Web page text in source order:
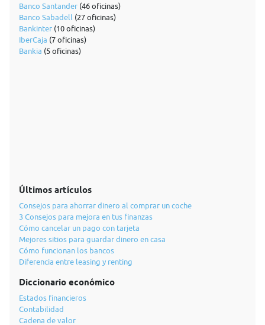
Banco Santander (46 oficinas)
Banco Sabadell (27 oficinas)
Bankinter (10 oficinas)
IberCaja (7 oficinas)
Bankia (5 oficinas)
Últimos artículos
Consejos para ahorrar dinero al comprar un coche
3 Consejos para mejora en tus finanzas
Cómo cancelar un pago con tarjeta
Mejores sitios para guardar dinero en casa
Cómo funcionan los bancos
Diferencia entre leasing y renting
Diccionario económico
Estados financieros
Contabilidad
Cadena de valor